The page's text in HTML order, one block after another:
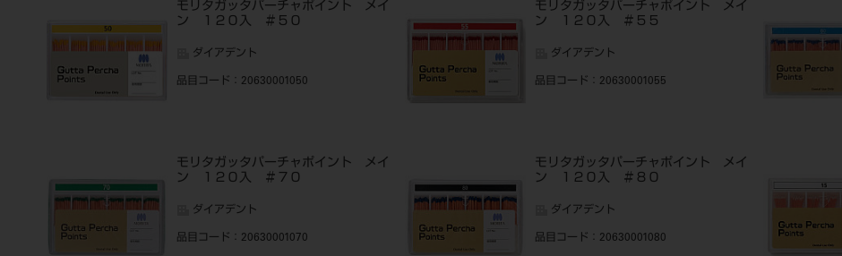
モリタガッタパーチャポイント メイ
ン １２０入 ＃５０
ダイアデント
品目コード ：20630001050
モリタガッタパーチャポイント メイ
ン １２０入 ＃５５
ダイアデント
品目コード ：20630001055
モリタガッタパーチャポイント メイ
ン １２０入 ＃７０
ダイアデント
品目コード ：20630001070
モリタガッタパーチャポイント メイ
ン １２０入 ＃８０
ダイアデント
品目コード ：20630001080